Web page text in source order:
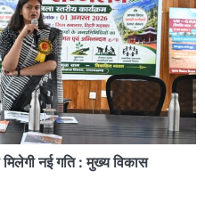
मिलेगी नई गति : मुख्य विकास